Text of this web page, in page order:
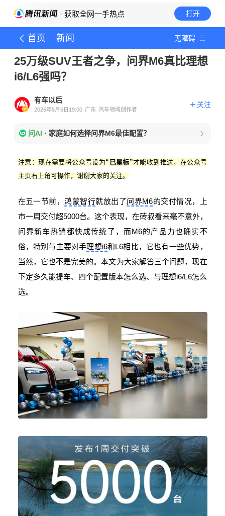
· 获取全网一手热点 打开
首页 新闻 无障碍
25万级SUV王者之争，问界M6真比理想
i6/L6强吗？
有车以后
2026年5月6日19:00 广东 汽车领域创作者
关注
问AI · 家庭如何选择问界M6最佳配置？
注意：现在需要将公众号设为“已星标”才能收到推送，在公众号
主页右上角可操作，谢谢大家的关注。
在五一节前，鸿蒙智行就放出了问界M6的交付情况，上
市一周交付超5000台。这个表现，在砖叔看来毫不意外，
问界新车热销都快成传统了，而M6的产品力也确实不
俗，特别与主要对手理想i6和L6相比，它也有一些优势，
当然，它也不是完美的。本文为大家解答三个问题，现在
下定多久能提车、四个配置版本怎么选、与理想i6/L6怎么
选。